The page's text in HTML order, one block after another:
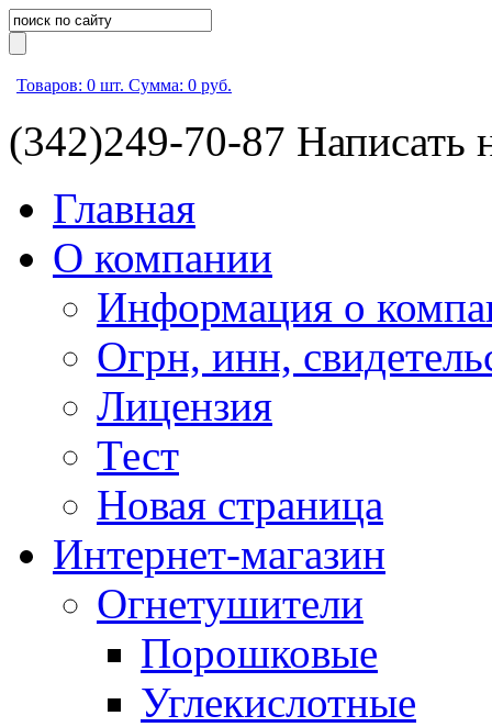
Товаров: 0 шт. Сумма: 0 руб.
(342)249-70-87 Написать
Главная
О компании
Информация о
Огрн, инн,
Лицензия
Тест
Новая страница
Интернет-магазин
Огнетушители
Порошковые
Углекислотные